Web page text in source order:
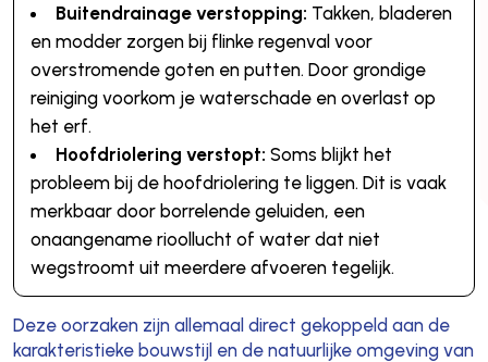
Buitendrainage verstopping: Takken, bladeren
en modder zorgen bij flinke regenval voor
overstromende goten en putten. Door grondige
reiniging voorkom je waterschade en overlast op
het erf.
Hoofdriolering verstopt: Soms blijkt het
probleem bij de hoofdriolering te liggen. Dit is vaak
merkbaar door borrelende geluiden, een
onaangename rioollucht of water dat niet
wegstroomt uit meerdere afvoeren tegelijk.
Deze oorzaken zijn allemaal direct gekoppeld aan de
karakteristieke bouwstijl en de natuurlijke omgeving van